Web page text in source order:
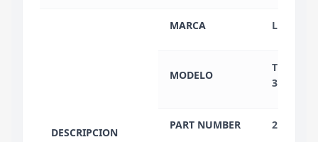
DESCRIPCION
MARCA LENOVO
MODELO
3
PART NUMBER